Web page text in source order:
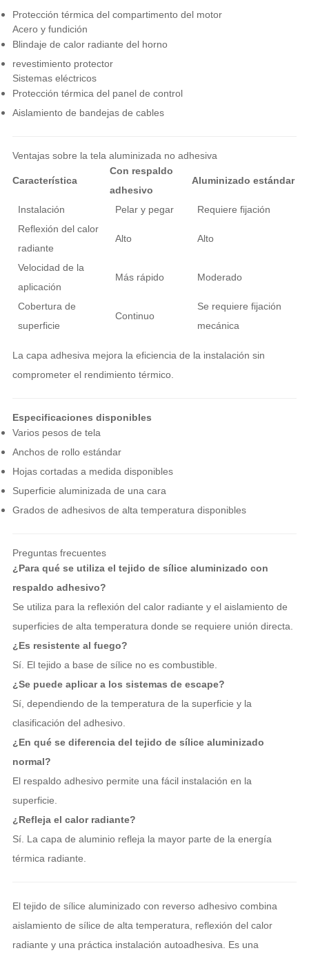
Protección térmica del compartimento del motor
Acero y fundición
Blindaje de calor radiante del horno
revestimiento protector
Sistemas eléctricos
Protección térmica del panel de control
Aislamiento de bandejas de cables
Ventajas sobre la tela aluminizada no adhesiva
Característica
Con respaldo
adhesivo
Aluminizado estándar
Instalación Pelar y pegar
Requiere fijación
Reflexión del calor
radiante
Alto Alto
Velocidad de la
aplicación
Más rápido Moderado
Cobertura de
superficie
Continuo
Se requiere fijación
mecánica
La capa adhesiva mejora la eficiencia de la instalación sin
comprometer el rendimiento térmico.
Especificaciones disponibles
Varios pesos de tela
Anchos de rollo estándar
Hojas cortadas a medida disponibles
Superficie aluminizada de una cara
Grados de adhesivos de alta temperatura disponibles
Preguntas frecuentes
¿Para qué se utiliza el tejido de sílice aluminizado con
respaldo adhesivo?
Se utiliza para la reflexión del calor radiante y el aislamiento de
superficies de alta temperatura donde se requiere unión directa.
¿Es resistente al fuego?
Sí. El tejido a base de sílice no es combustible.
¿Se puede aplicar a los sistemas de escape?
Sí, dependiendo de la temperatura de la superficie y la
clasificación del adhesivo.
¿En qué se diferencia del tejido de sílice aluminizado
normal?
El respaldo adhesivo permite una fácil instalación en la
superficie.
¿Refleja el calor radiante?
Sí. La capa de aluminio refleja la mayor parte de la energía
térmica radiante.
El tejido de sílice aluminizado con reverso adhesivo combina
aislamiento de sílice de alta temperatura, reflexión del calor
radiante y una práctica instalación autoadhesiva. Es una